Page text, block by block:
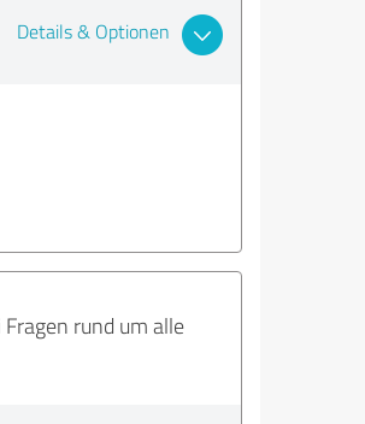
Details & Optionen
rund um alle